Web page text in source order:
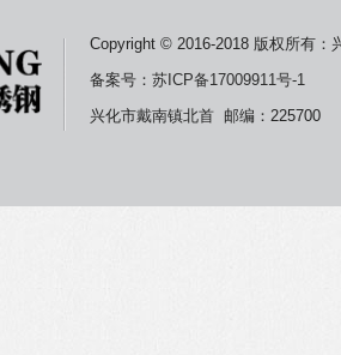
INcoloy 825
Copyright © 2016-2018 版权所有：
备案号：苏ICP备17009911号-1
兴化市戴南镇北首 邮编：225700